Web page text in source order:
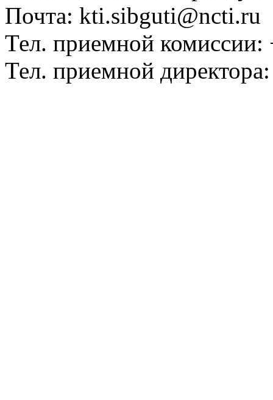
Почта: kti.sibguti@ncti.ru
Тел. приемной
Тел. приемной